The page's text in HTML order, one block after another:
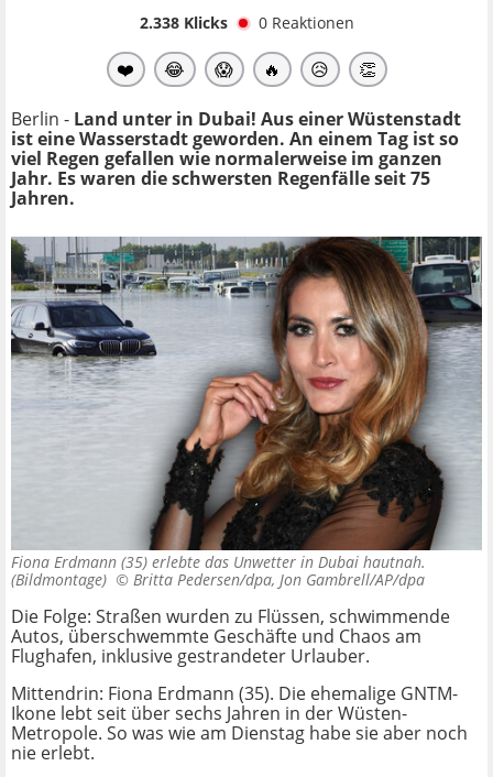
2.338Klicks 0 Reaktionen
❤️ 😂 😱 🔥 😥 👏
Berlin - Land unter in Dubai! Aus einer Wüstenstadt
ist eine Wasserstadt geworden. An einem Tag ist so
viel Regen gefallen wie normalerweise im ganzen
Jahr. Es waren die schwersten Regenfälle seit 75
Jahren.
Fiona Erdmann (35) erlebte das Unwetter in Dubai hautnah.
(Bildmontage) © Britta Pedersen/dpa, Jon Gambrell/AP/dpa
Die Folge: Straßen wurden zu Flüssen, schwimmende
Autos, überschwemmte Geschäfte und Chaos am
Flughafen, inklusive gestrandeter Urlauber.
Mittendrin: Fiona Erdmann (35). Die ehemalige GNTM-
Ikone lebt seit über sechs Jahren in der Wüsten-
Metropole. So was wie am Dienstag habe sie aber noch
nie erlebt.